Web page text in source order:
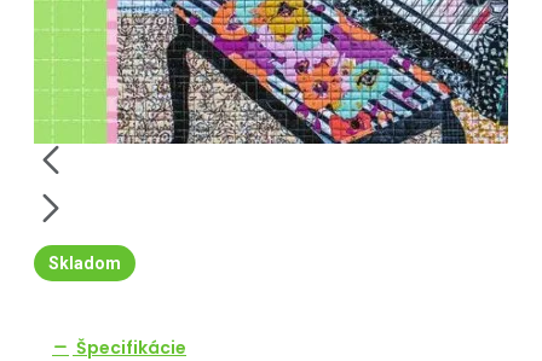
Skladom
Špecifikácie